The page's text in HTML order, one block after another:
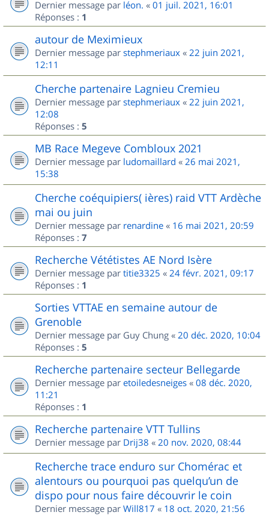
Dernier message par léon. « 01 juil. 2021, 16:01
Réponses : 1
autour de Meximieux
Dernier message par stephmeriaux « 22 juin 2021,
12:11
Cherche partenaire Lagnieu Cremieu
Dernier message par stephmeriaux « 22 juin 2021,
12:08
Réponses : 5
MB Race Megeve Combloux 2021
Dernier message par ludomaillard « 26 mai 2021,
15:38
Cherche coéquipiers( ières) raid VTT Ardèche
mai ou juin
Dernier message par renardine « 16 mai 2021, 20:59
Réponses : 7
Recherche Vététistes AE Nord Isère
Dernier message par titie3325 « 24 févr. 2021, 09:17
Réponses : 1
Sorties VTTAE en semaine autour de
Grenoble
Dernier message par Guy Chung « 20 déc. 2020, 10:04
Réponses : 5
Recherche partenaire secteur Bellegarde
Dernier message par etoiledesneiges « 08 déc. 2020,
11:21
Réponses : 1
Recherche partenaire VTT Tullins
Dernier message par Drij38 « 20 nov. 2020, 08:44
Recherche trace enduro sur Chomérac et
alentours ou pourquoi pas quelqu’un de
dispo pour nous faire découvrir le coin
Dernier message par Will817 « 18 oct. 2020, 21:56